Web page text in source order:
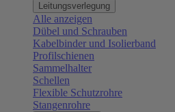
Leitungsverlegung
Alle anzeigen
Dübel und Schrauben
Kabelbinder und Isolierband
Profilschienen
Sammelhalter
Schellen
Flexible Schutzrohre
Stangenrohre